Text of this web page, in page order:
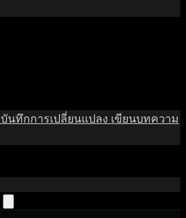
บันทึกการเปลี่ยนแปลง เขียนบทความ